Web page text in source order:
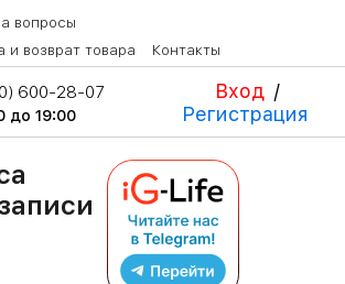
вопросы
и возврат товара
Контакты
600-28-07
до 19:00
Вход /
Регистрация